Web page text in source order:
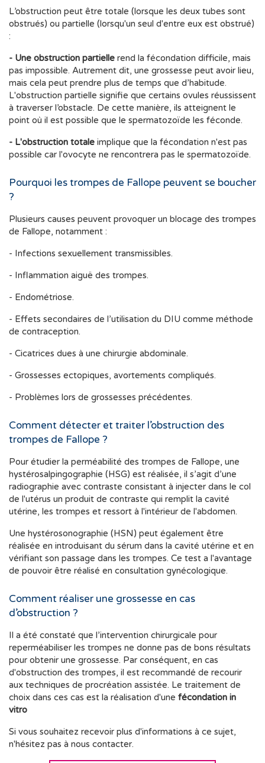
L’obstruction peut être totale (lorsque les deux tubes sont
obstrués) ou partielle (lorsqu'un seul d'entre eux est obstrué)
:
- Une obstruction partielle rend la fécondation difficile, mais
pas impossible. Autrement dit, une grossesse peut avoir lieu,
mais cela peut prendre plus de temps que d’habitude.
L'obstruction partielle signifie que certains ovules réussissent
à traverser l’obstacle. De cette manière, ils atteignent le
point où il est possible que le spermatozoïde les féconde.
- L'obstruction totale implique que la fécondation n'est pas
possible car l'ovocyte ne rencontrera pas le spermatozoïde.
Pourquoi les trompes de Fallope peuvent se boucher
?
Plusieurs causes peuvent provoquer un blocage des trompes
de Fallope, notamment :
- Infections sexuellement transmissibles.
- Inflammation aiguë des trompes.
- Endométriose.
- Effets secondaires de l’utilisation du DIU comme méthode
de contraception.
- Cicatrices dues à une chirurgie abdominale.
- Grossesses ectopiques, avortements compliqués.
- Problèmes lors de grossesses précédentes.
Comment détecter et traiter l’obstruction des
trompes de Fallope ?
Pour étudier la perméabilité des trompes de Fallope, une
hystérosalpingographie (HSG) est réalisée, il s’agit d’une
radiographie avec contraste consistant à injecter dans le col
de l'utérus un produit de contraste qui remplit la cavité
utérine, les trompes et ressort à l'intérieur de l'abdomen.
Une hystérosonographie (HSN) peut également être
réalisée en introduisant du sérum dans la cavité utérine et en
vérifiant son passage dans les trompes. Ce test a l'avantage
de pouvoir être réalisé en consultation gynécologique.
Comment réaliser une grossesse en cas
d’obstruction ?
Il a été constaté que l’intervention chirurgicale pour
reperméabiliser les trompes ne donne pas de bons résultats
pour obtenir une grossesse. Par conséquent, en cas
d'obstruction des trompes, il est recommandé de recourir
aux techniques de procréation assistée. Le traitement de
choix dans ces cas est la réalisation d'une fécondation in
vitro
Si vous souhaitez recevoir plus d'informations à ce sujet,
n'hésitez pas à nous contacter.